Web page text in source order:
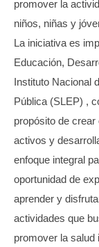
promover la
niños, niñas y
La iniciativa es
Educación,
Instituto Nacional
Pública (SLEP) ,
propósito de
activos y
enfoque integral
oportunidad de
aprender y
actividades que
promover la salud